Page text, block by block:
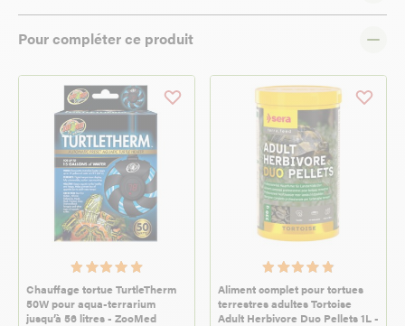
Pour compléter ce produit
Chauffage tortue TurtleTherm
50W pour aqua-terrarium
jusqu’à 56 litres - ZooMed
Aliment complet pour tortues
terrestres adultes Tortoise
Adult Herbivore Duo Pellets 1L -